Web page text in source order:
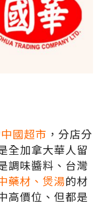
中國超市 ，分店分
全加拿大華人留
調味醬料、台灣
藥材、煲湯的材
高價位、但都是